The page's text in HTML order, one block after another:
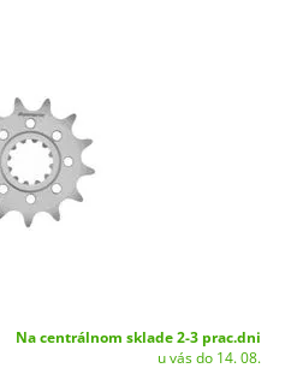
Na centrálnom sklade 2-3 prac.dni
u vás do 14. 08.